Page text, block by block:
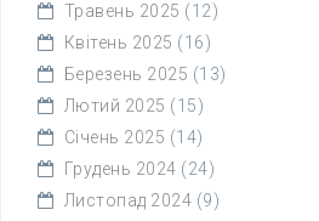
Травень 2025 (12)
Квітень 2025 (16)
Березень 2025 (13)
Лютий 2025 (15)
Січень 2025 (14)
Грудень 2024 (24)
Листопад 2024 (9)